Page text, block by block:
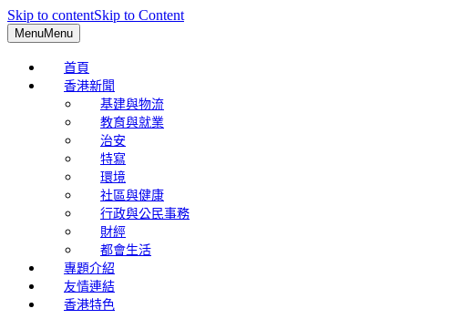
Skip to contentSkip to Content
MenuMenu
首頁
香港新聞
基建與物流
教育與就業
治安
特寫
環境
社區與健康
行政與公民事務
財經
都會生活
專題介紹
友情連結
香港特色